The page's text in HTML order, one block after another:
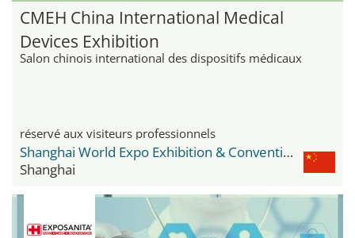
CMEH China International Medical
Devices Exhibition
Salon chinois international des dispositifs médicaux
réservé aux visiteurs professionnels
Shanghai World Expo Exhibition & Convention Center
Shanghai